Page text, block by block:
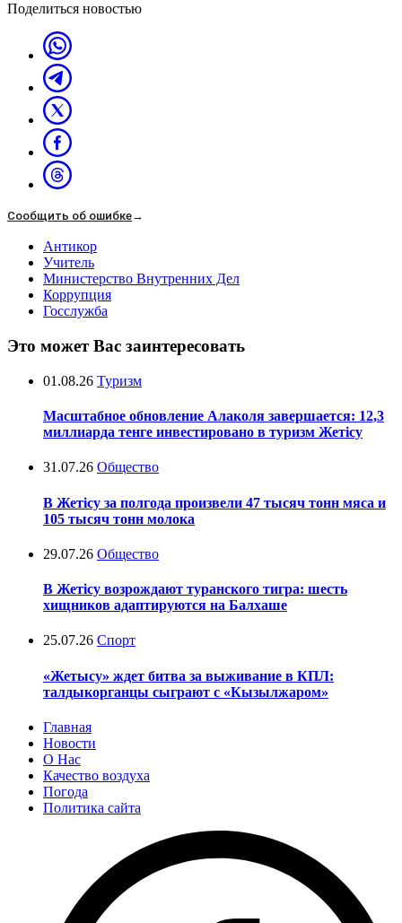
Поделиться новостью
Сообщить об ошибке→
Антикор
Учитель
Министерство Внутренних Дел
Коррупция
Госслужба
Это может Вас заинтересовать
01.08.26 Туризм
Масштабное обновление Алаколя завершается: 12,3
миллиарда тенге инвестировано в туризм Жетісу
31.07.26 Общество
В Жетісу за полгода произвели 47 тысяч тонн мяса и
105 тысяч тонн молока
29.07.26 Общество
В Жетісу возрождают туранского тигра: шесть
хищников адаптируются на Балхаше
25.07.26 Спорт
«Жетысу» ждет битва за выживание в КПЛ:
талдыкорганцы сыграют с «Кызылжаром»
Главная
Новости
О Нас
Качество воздуха
Погода
Политика сайта